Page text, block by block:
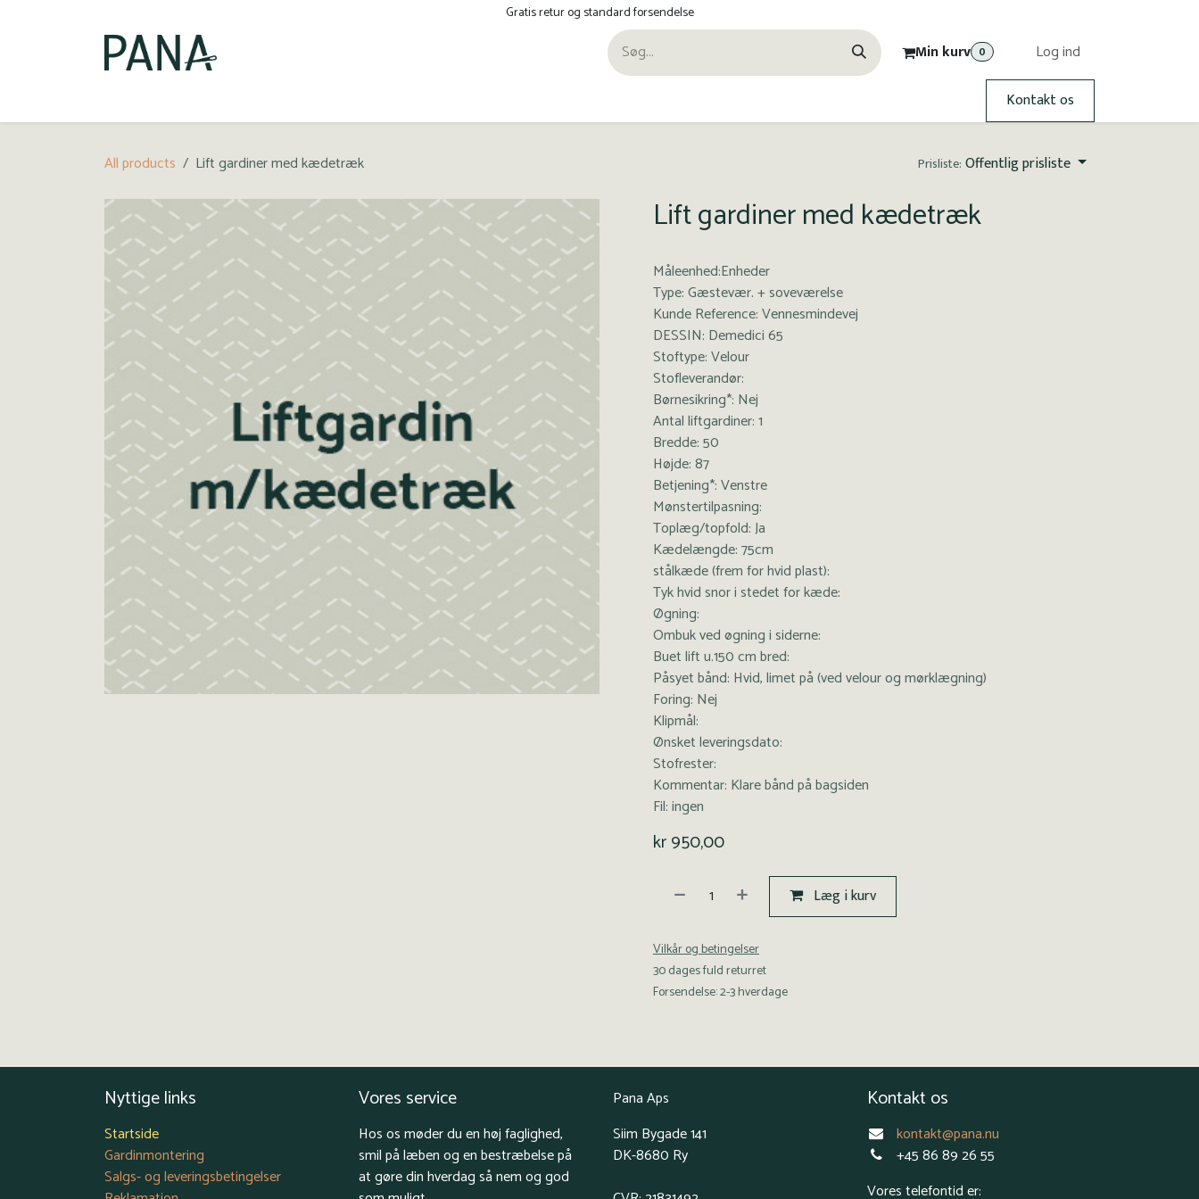
Gratis retur og standard forsendelse
Min kurv 0
Log ind
Kontakt os
All products Lift gardiner med kædetræk Prisliste: Offentlig prisliste
Lift gardiner med kædetræk
Måleenhed:Enheder
Type: Gæstevær. + soveværelse
Kunde Reference: Vennesmindevej
DESSIN: Demedici 65
Stoftype: Velour
Stofleverandør:
Børnesikring*: Nej
Antal liftgardiner: 1
Bredde: 50
Højde: 87
Betjening*: Venstre
Mønstertilpasning:
Toplæg/topfold: Ja
Kædelængde: 75cm
stålkæde (frem for hvid plast):
Tyk hvid snor i stedet for kæde:
Øgning:
Ombuk ved øgning i siderne:
Buet lift u.150 cm bred:
Påsyet bånd: Hvid, limet på (ved velour og mørklægning)
Foring: Nej
Klipmål:
Ønsket leveringsdato:
Stofrester:
Kommentar: Klare bånd på bagsiden
Fil: ingen
kr950,00
Læg i kurv
Vilkår og betingelser
30 dages fuld returret
Forsendelse: 2-3 hverdage
Nyttige links
Startside
Gardinmontering
Salgs- og leveringsbetingelser
Vores service
Hos os møder du en høj faglighed,
smil på læben og en bestræbelse på
at gøre din hverdag så nem og god
Pana Aps
Siim Bygade 141
DK-8680 Ry
Kontakt os
kontakt@pana.nu
+45 86 89 26 55
Vores telefontid er: